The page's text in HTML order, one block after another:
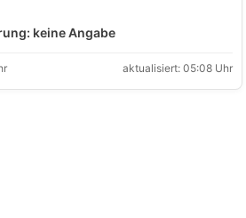
keine Angabe
aktualisiert: 05:08 Uhr